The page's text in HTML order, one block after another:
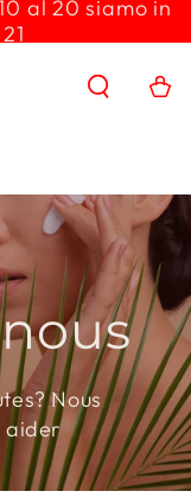
al 20 siamo in
Panier
Nous
aider